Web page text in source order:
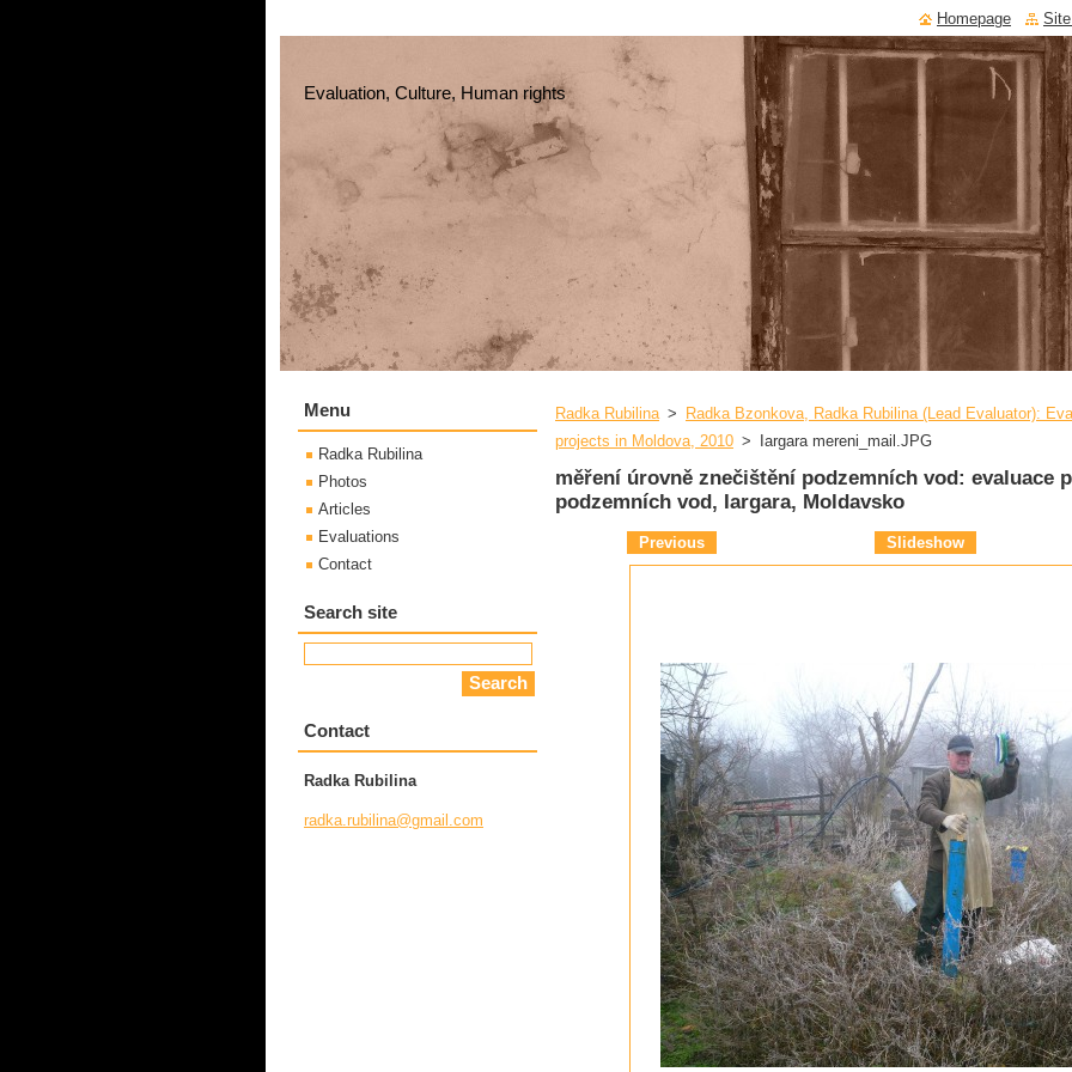
Evaluation, Culture, Human rights
Radka Rubilina >
Radka Bzonkova, Radka Rubilina (Lead Evaluator):
projects in Moldova, 2010 > Iargara mereni_mail.JPG
měření úrovně znečištění podzemních vod: evaluace
podzemních vod, Iargara, Moldavsko
Previous Slideshow
Menu
Radka Rubilina
Photos
Articles
Evaluations
Contact
Search site
Contact
Radka Rubilina
radka.rubilina@gmail.com
Homepage